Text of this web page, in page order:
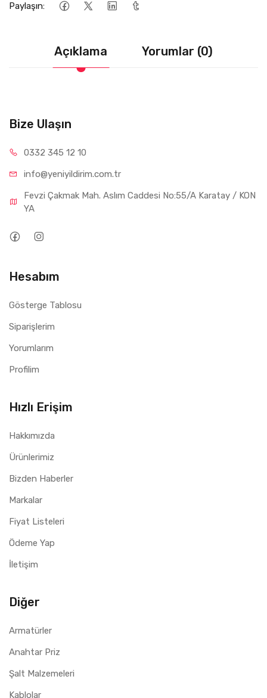
Paylaşın:
Açıklama Yorumlar (0)
Bize Ulaşın
0332 345 12 10
info@yeniyildirim.com.tr
Fevzi Çakmak Mah. Aslım Caddesi No:55/A Karatay / KON
YA
Hesabım
Gösterge Tablosu
Siparişlerim
Yorumlarım
Profilim
Hızlı Erişim
Hakkımızda
Ürünlerimiz
Bizden Haberler
Markalar
Fiyat Listeleri
Ödeme Yap
İletişim
Diğer
Armatürler
Anahtar Priz
Şalt Malzemeleri
Kablolar